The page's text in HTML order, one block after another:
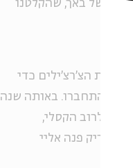
של באך, שהקלטנו
להקת הצ'רצ'ילים כדי
התחברו. באותה שנה
לרוב הקסלי,
אריק פנה אליי